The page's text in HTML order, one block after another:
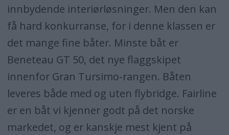
innbydende interiørløsninger. Men den kan
få hard konkurranse, for i denne klassen er
det mange fine båter. Minste båt er
Beneteau GT 50, det nye flaggskipet
innenfor Gran Tursimo-rangen. Båten
leveres både med og uten flybridge. Fairline
er en båt vi kjenner godt på det norske
markedet, og er kanskje mest kjent på